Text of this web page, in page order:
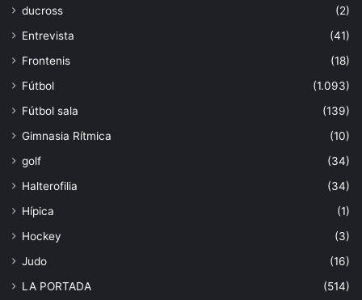
ducross
(2)
Entrevista
(41)
Frontenis
(18)
Fútbol
(1.093)
Fútbol sala
(139)
Gimnasia Rítmica
(10)
golf
(34)
Halterofilia
(34)
Hípica
(1)
Hockey
(3)
Judo
(16)
LA PORTADA
(514)